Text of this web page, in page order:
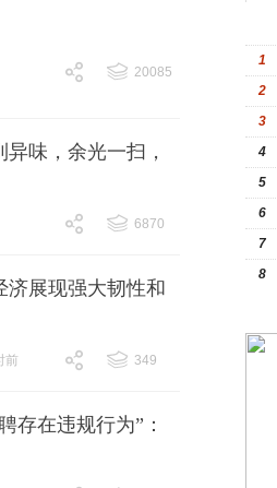
20085
味，余光一扫，
6870
济展现强大韧性和
前
349
存在违规行为”：
1
2
3
4
5
6
7
8